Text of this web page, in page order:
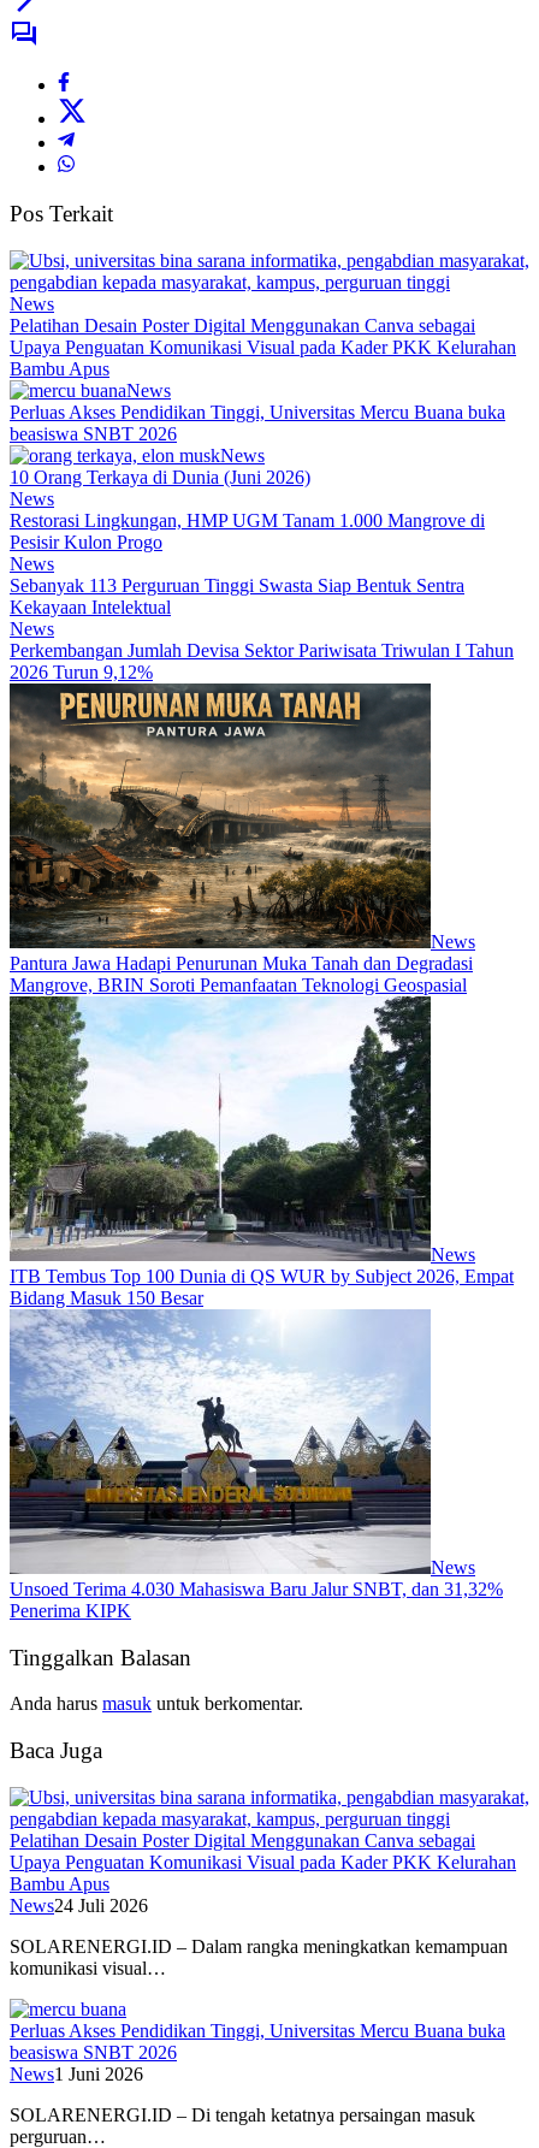
Pos Terkait
News
Pelatihan Desain Poster Digital Menggunakan Canva sebagai
Upaya Penguatan Komunikasi Visual pada Kader PKK Kelurahan
Bambu Apus
News
Perluas Akses Pendidikan Tinggi, Universitas Mercu Buana buka
beasiswa SNBT 2026
News
10 Orang Terkaya di Dunia (Juni 2026)
News
Restorasi Lingkungan, HMP UGM Tanam 1.000 Mangrove di
Pesisir Kulon Progo
News
Sebanyak 113 Perguruan Tinggi Swasta Siap Bentuk Sentra
Kekayaan Intelektual
News
Perkembangan Jumlah Devisa Sektor Pariwisata Triwulan I Tahun
2026 Turun 9,12%
News
Pantura Jawa Hadapi Penurunan Muka Tanah dan Degradasi
Mangrove, BRIN Soroti Pemanfaatan Teknologi Geospasial
News
ITB Tembus Top 100 Dunia di QS WUR by Subject 2026, Empat
Bidang Masuk 150 Besar
News
Unsoed Terima 4.030 Mahasiswa Baru Jalur SNBT, dan 31,32%
Penerima KIPK
Tinggalkan Balasan
Anda harus masuk untuk berkomentar.
Baca Juga
Pelatihan Desain Poster Digital Menggunakan Canva sebagai
Upaya Penguatan Komunikasi Visual pada Kader PKK Kelurahan
Bambu Apus
News24 Juli 2026
SOLARENERGI.ID – Dalam rangka meningkatkan kemampuan
komunikasi visual…
Perluas Akses Pendidikan Tinggi, Universitas Mercu Buana buka
beasiswa SNBT 2026
News1 Juni 2026
SOLARENERGI.ID – Di tengah ketatnya persaingan masuk
perguruan…